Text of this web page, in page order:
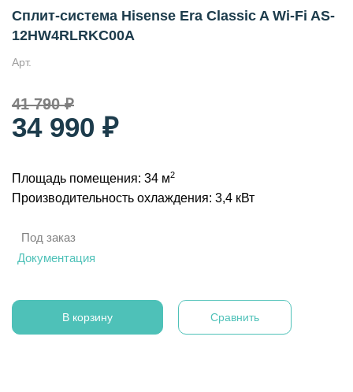
Сплит-система Hisense Era Classic A Wi-Fi AS-
12HW4RLRKC00A
Арт.
41 790 ₽
34 990 ₽
Площадь помещения: 34 м2
Производительность охлаждения: 3,4 кВт
Под заказ
Документация
В корзину Сравнить